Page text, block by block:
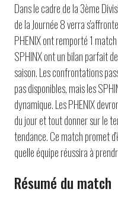
Dans le cadre de la 3ème
de la Journée 8 verra
PHENIX ont remporté 1
SPHINX ont un bilan parfait
saison. Les confrontations
pas disponibles, mais les
dynamique. Les PHENIX
du jour et tout donner sur le
tendance. Ce match promet
quelle équipe réussira à
Résumé du match